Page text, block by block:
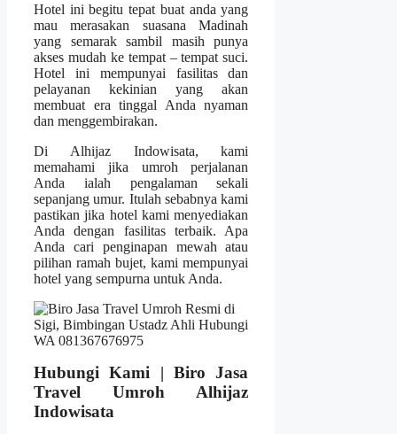
Hotel ini begitu tepat buat anda yang
mau merasakan suasana Madinah
yang semarak sambil masih punya
akses mudah ke tempat – tempat suci.
Hotel ini mempunyai fasilitas dan
pelayanan kekinian yang akan
membuat era tinggal Anda nyaman
dan menggembirakan.
Di Alhijaz Indowisata, kami
memahami jika umroh perjalanan
Anda ialah pengalaman sekali
sepanjang umur. Itulah sebabnya kami
pastikan jika hotel kami menyediakan
Anda dengan fasilitas terbaik. Apa
Anda cari penginapan mewah atau
pilihan ramah bujet, kami mempunyai
hotel yang sempurna untuk Anda.
Hubungi Kami | Biro Jasa
Travel Umroh Alhijaz
Indowisata